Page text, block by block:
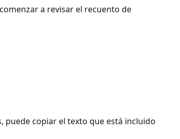
a revisar el recuento de
puede copiar el texto que está incluido